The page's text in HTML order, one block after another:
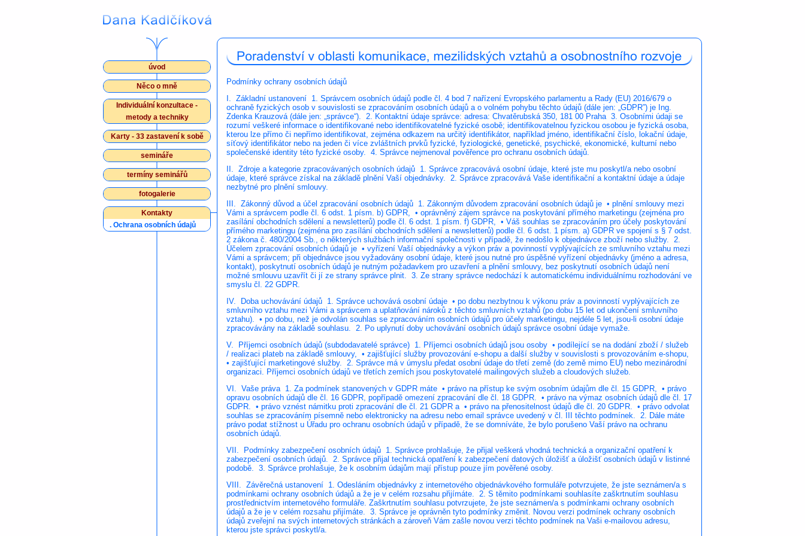
Podmínky ochrany osobních údajů
I. Základní ustanovení 1. Správcem osobních údajů podle čl. 4 bod 7 nařízení Evropského parlamentu a Rady (EU) 2016/679 o
ochraně fyzických osob v souvislosti se zpracováním osobních údajů a o volném pohybu těchto údajů (dále jen: „GDPR”) je Ing.
Zdenka Krauzová (dále jen: „správce“). 2. Kontaktní údaje správce: adresa: Chvatěrubská 350, 181 00 Praha 3. Osobními údaji se
rozumí veškeré informace o identifikované nebo identifikovatelné fyzické osobě; identifikovatelnou fyzickou osobou je fyzická osoba,
kterou lze přímo či nepřímo identifikovat, zejména odkazem na určitý identifikátor, například jméno, identifikační číslo, lokační údaje,
síťový identifikátor nebo na jeden či více zvláštních prvků fyzické, fyziologické, genetické, psychické, ekonomické, kulturní nebo
společenské identity této fyzické osoby. 4. Správce nejmenoval pověřence pro ochranu osobních údajů.
II. Zdroje a kategorie zpracovávaných osobních údajů 1. Správce zpracovává osobní údaje, které jste mu poskytl/a nebo osobní
údaje, které správce získal na základě plnění Vaší objednávky. 2. Správce zpracovává Vaše identifikační a kontaktní údaje a údaje
nezbytné pro plnění smlouvy.
III. Zákonný důvod a účel zpracování osobních údajů 1. Zákonným důvodem zpracování osobních údajů je • plnění smlouvy mezi
Vámi a správcem podle čl. 6 odst. 1 písm. b) GDPR, • oprávněný zájem správce na poskytování přímého marketingu (zejména pro
zasílání obchodních sdělení a newsletterů) podle čl. 6 odst. 1 písm. f) GDPR, • Váš souhlas se zpracováním pro účely poskytování
přímého marketingu (zejména pro zasílání obchodních sdělení a newsletterů) podle čl. 6 odst. 1 písm. a) GDPR ve spojení s § 7 odst.
2 zákona č. 480/2004 Sb., o některých službách informační společnosti v případě, že nedošlo k objednávce zboží nebo služby. 2.
Účelem zpracování osobních údajů je • vyřízení Vaší objednávky a výkon práv a povinností vyplývajících ze smluvního vztahu mezi
Vámi a správcem; při objednávce jsou vyžadovány osobní údaje, které jsou nutné pro úspěšné vyřízení objednávky (jméno a adresa,
kontakt), poskytnutí osobních údajů je nutným požadavkem pro uzavření a plnění smlouvy, bez poskytnutí osobních údajů není
možné smlouvu uzavřít či jí ze strany správce plnit. 3. Ze strany správce nedochází k automatickému individuálnímu rozhodování ve
smyslu čl. 22 GDPR.
IV. Doba uchovávání údajů 1. Správce uchovává osobní údaje • po dobu nezbytnou k výkonu práv a povinností vyplývajících ze
smluvního vztahu mezi Vámi a správcem a uplatňování nároků z těchto smluvních vztahů (po dobu 15 let od ukončení smluvního
vztahu). • po dobu, než je odvolán souhlas se zpracováním osobních údajů pro účely marketingu, nejdéle 5 let, jsou-li osobní údaje
zpracovávány na základě souhlasu. 2. Po uplynutí doby uchovávání osobních údajů správce osobní údaje vymaže.
V. Příjemci osobních údajů (subdodavatelé správce) 1. Příjemci osobních údajů jsou osoby • podílející se na dodání zboží / služeb
/ realizaci plateb na základě smlouvy, • zajišťující služby provozování e-shopu a další služby v souvislosti s provozováním e-shopu,
• zajišťující marketingové služby. 2. Správce má v úmyslu předat osobní údaje do třetí země (do země mimo EU) nebo mezinárodní
organizaci. Příjemci osobních údajů ve třetích zemích jsou poskytovatelé mailingových služeb a cloudových služeb.
VI. Vaše práva 1. Za podmínek stanovených v GDPR máte • právo na přístup ke svým osobním údajům dle čl. 15 GDPR, • právo
opravu osobních údajů dle čl. 16 GDPR, popřípadě omezení zpracování dle čl. 18 GDPR. • právo na výmaz osobních údajů dle čl. 17
GDPR. • právo vznést námitku proti zpracování dle čl. 21 GDPR a • právo na přenositelnost údajů dle čl. 20 GDPR. • právo odvolat
souhlas se zpracováním písemně nebo elektronicky na adresu nebo email správce uvedený v čl. III těchto podmínek. 2. Dále máte
právo podat stížnost u Úřadu pro ochranu osobních údajů v případě, že se domníváte, že bylo porušeno Vaší právo na ochranu
osobních údajů.
VII. Podmínky zabezpečení osobních údajů 1. Správce prohlašuje, že přijal veškerá vhodná technická a organizační opatření k
zabezpečení osobních údajů. 2. Správce přijal technická opatření k zabezpečení datových úložišť a úložišť osobních údajů v listinné
podobě. 3. Správce prohlašuje, že k osobním údajům mají přístup pouze jím pověřené osoby.
VIII. Závěrečná ustanovení 1. Odesláním objednávky z internetového objednávkového formuláře potvrzujete, že jste seznámen/a s
podmínkami ochrany osobních údajů a že je v celém rozsahu přijímáte. 2. S těmito podmínkami souhlasíte zaškrtnutím souhlasu
prostřednictvím internetového formuláře. Zaškrtnutím souhlasu potvrzujete, že jste seznámen/a s podmínkami ochrany osobních
údajů a že je v celém rozsahu přijímáte. 3. Správce je oprávněn tyto podmínky změnit. Novou verzi podmínek ochrany osobních
údajů zveřejní na svých internetových stránkách a zároveň Vám zašle novou verzi těchto podmínek na Vaši e-mailovou adresu,
kterou jste správci poskytl/a.
úvod
Něco o mně
Individuální konzultace -
metody a techniky
Karty - 33 zastavení k sobě
semináře
termíny seminářů
fotogalerie
Kontakty
. Ochrana osobních údajů